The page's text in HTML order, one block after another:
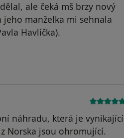
ale čeká mš brzy nový
manželka mi sehnala
Havlíčka).
náhradu, která je vynikající
Norska jsou ohromující.